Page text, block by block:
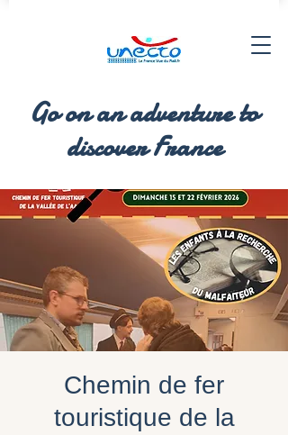
Go on an adventure to
discover France
Chemin de fer
touristique de la